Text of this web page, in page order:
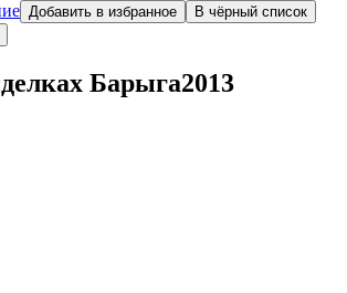
Добавить в избранное
В чёрный список
Барыга2013